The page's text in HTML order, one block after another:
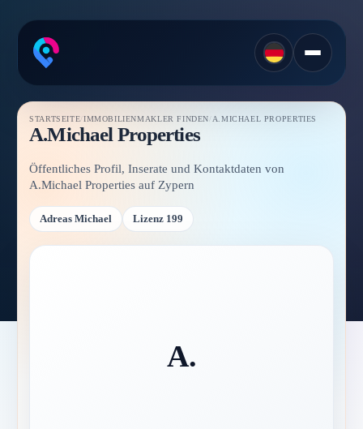
STARTSEITE/IMMOBILIENMAKLER FINDEN /A.MICHAEL PROPERTIES
A.Michael Properties
Öffentliches Profil, Inserate und Kontaktdaten von
A.Michael Properties auf Zypern
Adreas Michael Lizenz 199
A.